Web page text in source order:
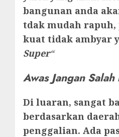
bangunan anda
tdak mudah
kuat tidak ambyar
Super“
Awas Jangan
Di luaran, sangat
berdasarkan
penggalian. Ada